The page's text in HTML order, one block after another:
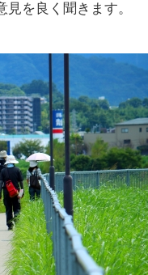
を良く聞きます。